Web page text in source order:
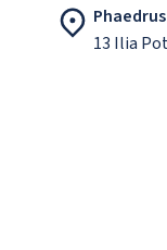
13 Ilia